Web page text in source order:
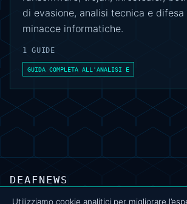
di evasione, analisi tecnica e
minacce informatiche.
1 GUIDE
GUIDA COMPLETA ALL'ANALISI E
DEAFNEWS
CHI SIAMO·ARCHIVIO·FAQ·TERMINI·
· CONTATTI
Utilizziamo cookie analitici per migliorare